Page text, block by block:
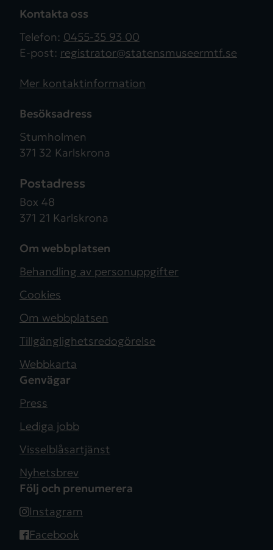
Kontakta oss
Telefon: 0455-35 93 00
E-post: registrator@statensmuseermtf.se
Mer kontaktinformation
Besöksadress
Stumholmen
371 32 Karlskrona
Postadress
Box 48
371 21 Karlskrona
Om webbplatsen
Behandling av personuppgifter
Cookies
Om webbplatsen
Tillgänglighetsredogörelse
Webbkarta
Genvägar
Press
Lediga jobb
Visselblåsartjänst
Nyhetsbrev
Följ och prenumerera
Instagram
Facebook